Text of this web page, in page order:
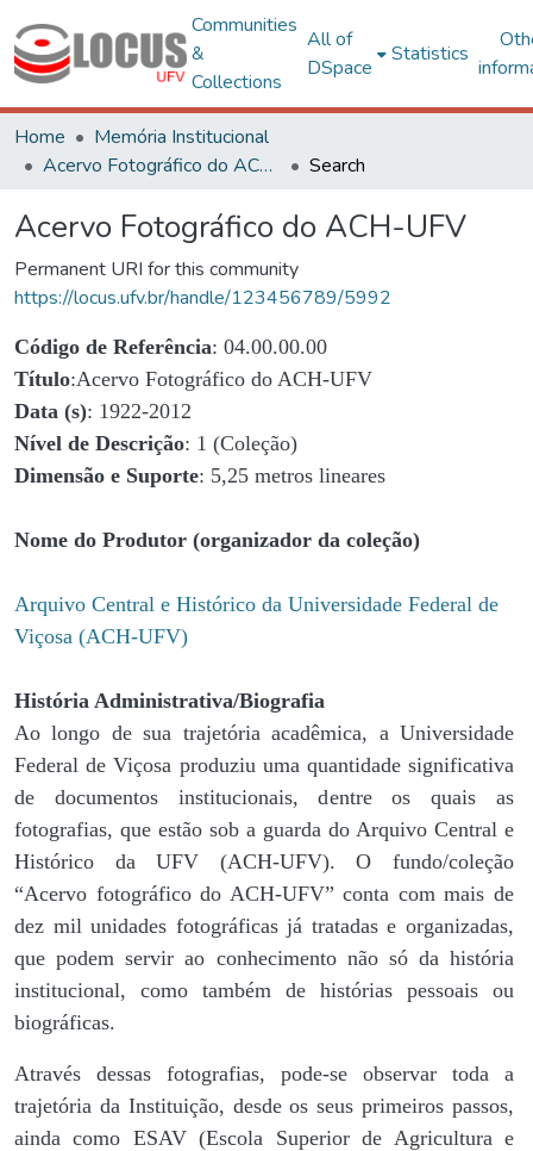
Communities
&
Collections
All of
DSpace
Statistics
Home
Memória Institucional
Acervo Fotográfico do ACH-UFV
Search
Acervo Fotográfico do ACH-UFV
Permanent URI for this community
https://locus.ufv.br/handle/123456789/5992
Código de Referência: 04.00.00.00
Título:Acervo Fotográfico do ACH-UFV
Data (s): 1922-2012
Nível de Descrição: 1 (Coleção)
Dimensão e Suporte: 5,25 metros lineares
Nome do Produtor (organizador da coleção)
Arquivo Central e Histórico da Universidade Federal de
Viçosa (ACH-UFV)
História Administrativa/Biografia
Ao longo de sua trajetória acadêmica, a Universidade
Federal de Viçosa produziu uma quantidade significativa
de documentos institucionais, dentre os quais as
fotografias, que estão sob a guarda do Arquivo Central e
Histórico da UFV (ACH-UFV). O fundo/coleção
“Acervo fotográfico do ACH-UFV” conta com mais de
dez mil unidades fotográficas já tratadas e organizadas,
que podem servir ao conhecimento não só da história
institucional, como também de histórias pessoais ou
biográficas.
Através dessas fotografias, pode-se observar toda a
trajetória da Instituição, desde os seus primeiros passos,
ainda como ESAV (Escola Superior de Agricultura e